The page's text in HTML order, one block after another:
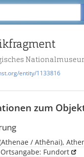
entity/1133816
zum
/ Athēnai),
Fundort